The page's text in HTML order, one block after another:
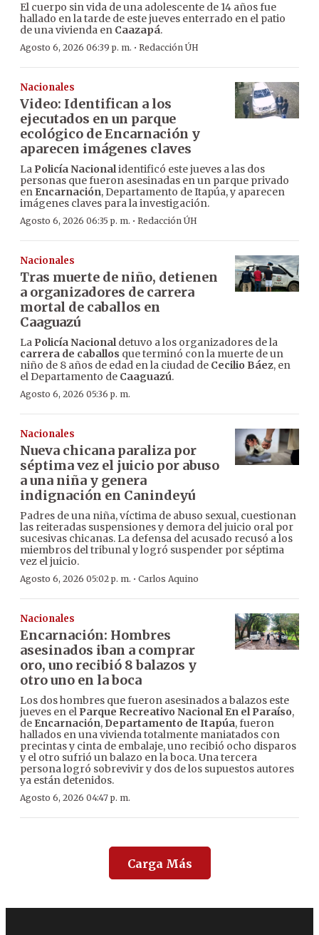
El cuerpo sin vida de una adolescente de 14 años fue
hallado en la tarde de este jueves enterrado en el patio
de una vivienda en Caazapá.
Agosto 6, 2026 06:39 p. m. · Redacción ÚH
Nacionales
Video: Identifican a los
ejecutados en un parque
ecológico de Encarnación y
aparecen imágenes claves
La Policía Nacionalidentificó este jueves a las dos
personas que fueron asesinadas en un parque privado
en Encarnación, Departamento de Itapúa, y aparecen
imágenes claves para la investigación.
Agosto 6, 2026 06:35 p. m. · Redacción ÚH
Nacionales
Tras muerte de niño, detienen
a organizadores de carrera
mortal de caballos en
Caaguazú
La Policía Nacionaldetuvo a los organizadores de la
carrera de caballos que terminó con la muerte de un
niño de 8 años de edad en la ciudad de Cecilio Báez, en
el Departamento de Caaguazú.
Agosto 6, 2026 05:36 p. m.
Nacionales
Nueva chicana paraliza por
séptima vez el juicio por abuso
a una niña y genera
indignación en Canindeyú
Padres de una niña, víctima de abuso sexual, cuestionan
las reiteradas suspensiones y demora del juicio oral por
sucesivas chicanas. La defensa del acusado recusó a los
miembros del tribunal y logró suspender por séptima
vez el juicio.
Agosto 6, 2026 05:02 p. m. · Carlos Aquino
Nacionales
Encarnación: Hombres
asesinados iban a comprar
oro, uno recibió 8 balazos y
otro uno en la boca
Los dos hombres que fueron asesinados a balazos este
jueves en el Parque Recreativo Nacional En el Paraíso,
de Encarnación, Departamento de Itapúa, fueron
hallados en una vivienda totalmente maniatados con
precintas y cinta de embalaje, uno recibió ocho disparos
y el otro sufrió un balazo en la boca. Una tercera
persona logró sobrevivir y dos de los supuestos autores
ya están detenidos.
Agosto 6, 2026 04:47 p. m.
Carga Más